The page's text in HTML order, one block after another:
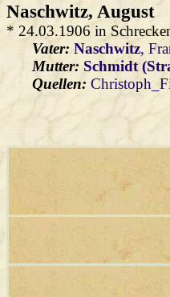
Naschwitz, August
* 24.03.1906 in
Vater:Naschwitz,
Mutter: Schmidt
Quellen: